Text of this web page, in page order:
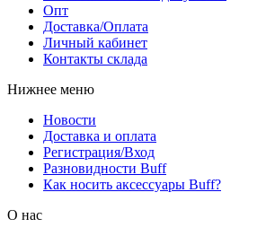
Опт
Доставка/Оплата
Личный кабинет
Контакты склада
Нижнее меню
Новости
Доставка и оплата
Регистрация/Вход
Разновидности Buff
Как носить аксессуары Buff?
О нас